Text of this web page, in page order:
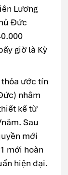
Lương
Đức
giờ là Kỳ
thỏa ước tín
nhằm
kế từ
Sau
mới
mới hoàn
hiện đại.